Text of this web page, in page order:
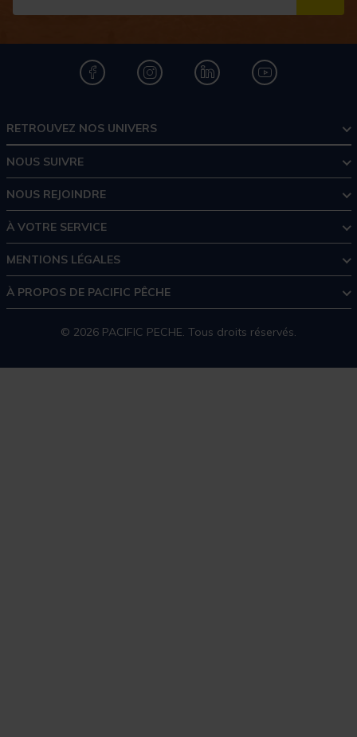
RETROUVEZ NOS UNIVERS
NOUS SUIVRE
NOUS REJOINDRE
À VOTRE SERVICE
MENTIONS LÉGALES
À PROPOS DE PACIFIC PÊCHE
© 2026 PACIFIC PECHE. Tous droits réservés.